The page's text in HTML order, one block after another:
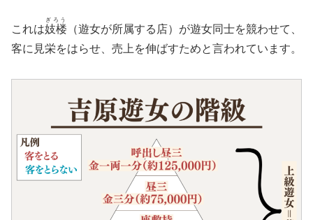
これは妓楼
ぎろう
（遊女が所属する店）が遊女同士を競わせて、
客に見栄をはらせ、売上を伸ばすためと言われています。